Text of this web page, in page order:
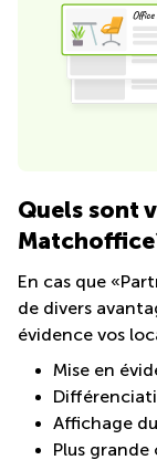
Ville de
Bruxelles
Tournai
Salle de
Bruxelles
Quels sont
En cas que
de divers
évidence vos
Mise en
Affichage
Plus